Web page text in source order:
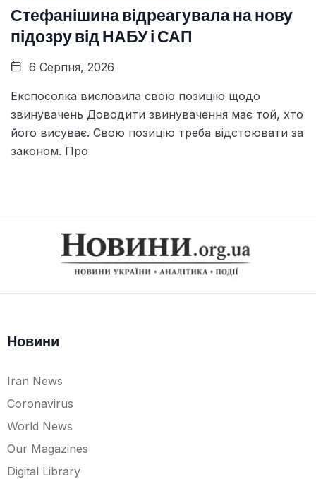
Стефанішина відреагувала на нову
підозру від НАБУ і САП
6 Серпня, 2026
Експосолка висловила свою позицію щодо
звинувачень Доводити звинувачення має той, хто
його висуває. Свою позицію треба відстоювати за
законом. Про
Новини
Iran News
Coronavirus
World News
Our Magazines
Digital Library